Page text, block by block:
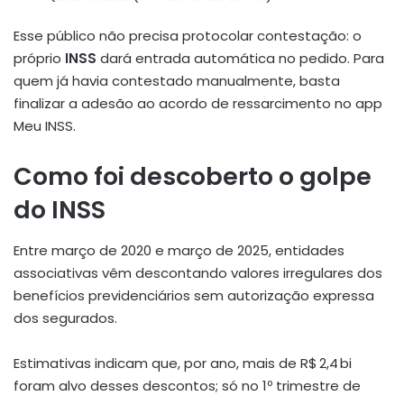
Esse público não precisa protocolar contestação: o
próprio INSS dará entrada automática no pedido. Para
quem já havia contestado manualmente, basta
finalizar a adesão ao acordo de ressarcimento no app
Meu INSS.
Como foi descoberto o golpe
do INSS
Entre março de 2020 e março de 2025, entidades
associativas vêm descontando valores irregulares dos
benefícios previdenciários sem autorização expressa
dos segurados.
Estimativas indicam que, por ano, mais de R$ 2,4 bi
foram alvo desses descontos; só no 1º trimestre de